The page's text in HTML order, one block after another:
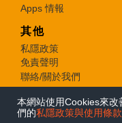
本網站使用Cookies來
們的私隱政策與使用條款
Apps 情報
其他
私隱政策
免責聲明
聯絡/關於我們
© 2026 e-zone. All